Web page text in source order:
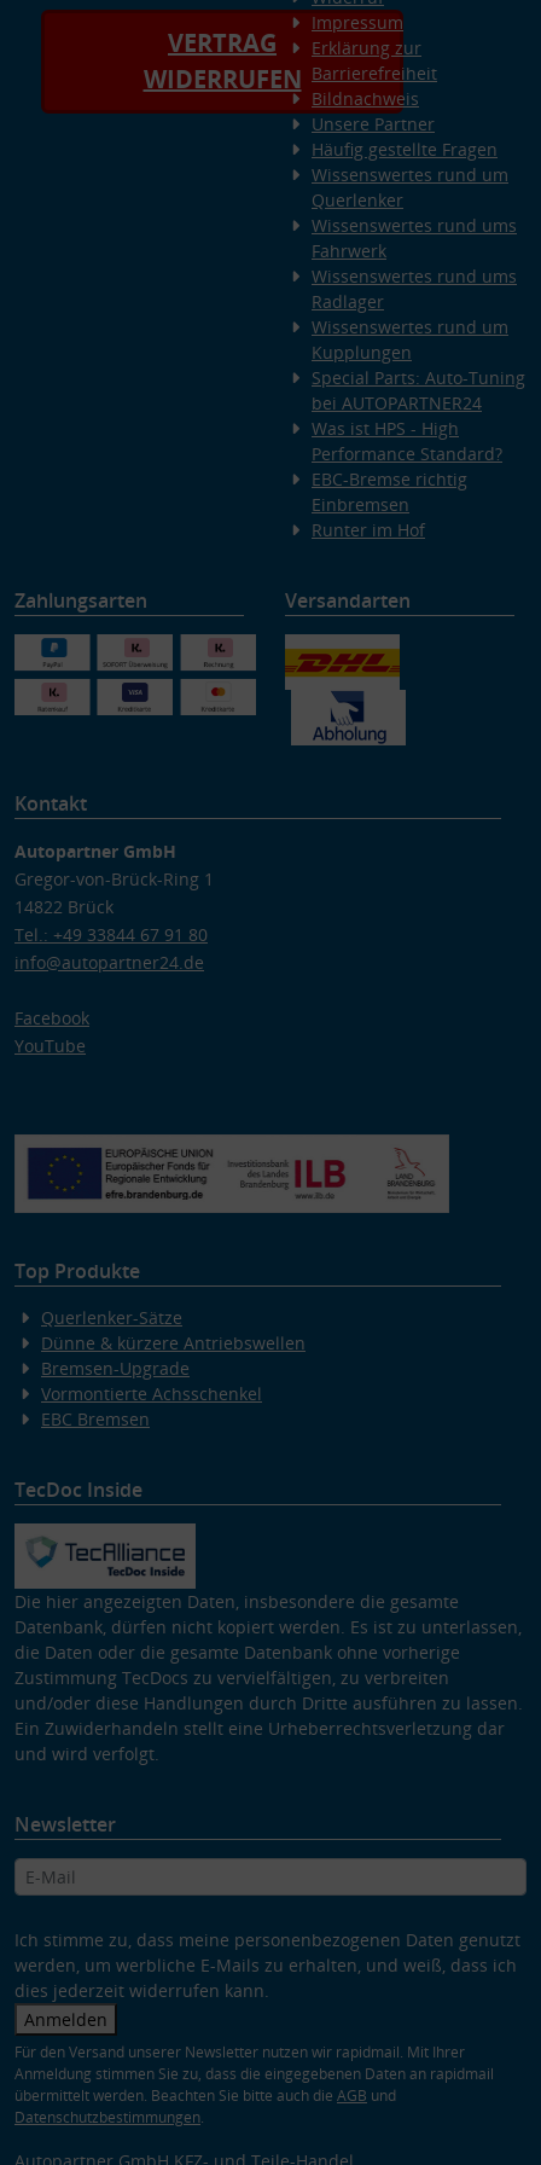
VERTRAG
WIDERRUFEN
Impressum
Erklärung zur
Barrierefreiheit
Bildnachweis
Unsere Partner
Häufig gestellte Fragen
Wissenswertes rund um
Querlenker
Wissenswertes rund ums
Fahrwerk
Wissenswertes rund ums
Radlager
Wissenswertes rund um
Kupplungen
Special Parts: Auto-Tuning
bei AUTOPARTNER24
Was ist HPS - High
Performance Standard?
EBC-Bremse richtig
Einbremsen
Runter im Hof
Zahlungsarten Versandarten
Kontakt
Autopartner GmbH
Gregor-von-Brück-Ring 1
14822 Brück
Tel.: +49 33844 67 91 80
info@autopartner24.de
Facebook
YouTube
Top Produkte
Querlenker-Sätze
Dünne & kürzere Antriebswellen
Bremsen-Upgrade
Vormontierte Achsschenkel
EBC Bremsen
TecDoc Inside
Die hier angezeigten Daten, insbesondere die gesamte
Datenbank, dürfen nicht kopiert werden. Es ist zu unterlassen,
die Daten oder die gesamte Datenbank ohne vorherige
Zustimmung TecDocs zu vervielfältigen, zu verbreiten
und/oder diese Handlungen durch Dritte ausführen zu lassen.
Ein Zuwiderhandeln stellt eine Urheberrechtsverletzung dar
und wird verfolgt.
Newsletter
Ich stimme zu, dass meine personenbezogenen Daten genutzt
werden, um werbliche E-Mails zu erhalten, und weiß, dass ich
dies jederzeit widerrufen kann.
Anmelden
Für den Versand unserer Newsletter nutzen wir rapidmail. Mit Ihrer
Anmeldung stimmen Sie zu, dass die eingegebenen Daten an rapidmail
übermittelt werden. Beachten Sie bitte auch die AGB und
Datenschutzbestimmungen.